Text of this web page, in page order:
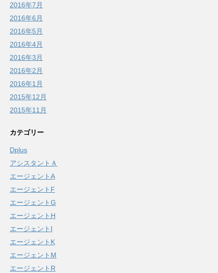
2016年7月
2016年6月
2016年5月
2016年4月
2016年3月
2016年2月
2016年1月
2015年12月
2015年11月
カテゴリー
Dplus
アシスタントＡ
エージェントA
エージェントF
エージェントG
エージェントH
エージェントI
エージェントK
エージェントM
エージェントR